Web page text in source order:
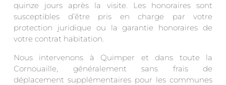
quinze jours après la visite. Les honoraires sont
susceptibles d’être pris en charge par votre
protection juridique ou la garantie honoraires de
votre contrat habitation.
Nous intervenons à Quimper et dans toute la
Cornouaille, généralement sans frais de
déplacement supplémentaires pour les communes